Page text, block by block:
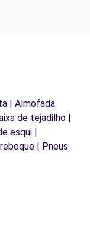
| Almofada
de tejadilho |
esqui |
| Pneus